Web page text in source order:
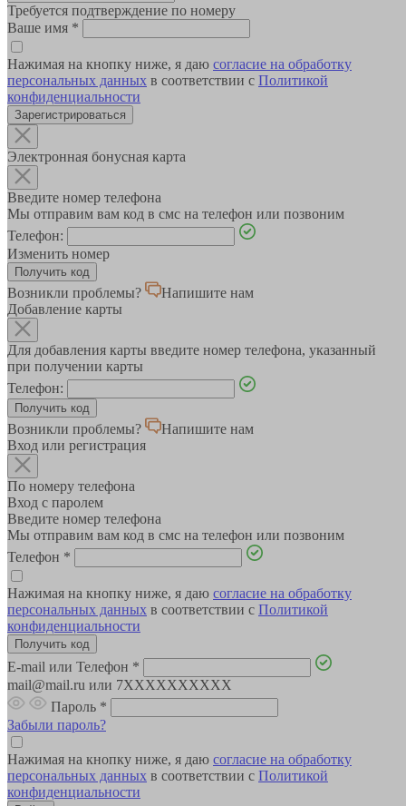
Требуется подтверждение по номеру
Ваше имя *
Нажимая на кнопку ниже, я даю согласие на обработку
персональных данных в соответствии с Политикой
конфиденциальности
Зарегистрироваться
Электронная бонусная карта
Введите номер телефона
Мы отправим вам код в смс на телефон или позвоним
Телефон:
Изменить номер
Возникли проблемы?
Напишите нам
Добавление карты
Для добавления карты введите номер телефона, указанный
при получении карты
Телефон:
Возникли проблемы?
Напишите нам
Вход или регистрация
По номеру телефона
Вход с паролем
Введите номер телефона
Мы отправим вам код в смс на телефон или позвоним
Телефон *
Нажимая на кнопку ниже, я даю согласие на обработку
персональных данных в соответствии с Политикой
конфиденциальности
E-mail или Телефон *
mail@mail.ru или 7XXXXXXXXXX
Пароль *
Забыли пароль?
Нажимая на кнопку ниже, я даю согласие на обработку
персональных данных в соответствии с Политикой
конфиденциальности